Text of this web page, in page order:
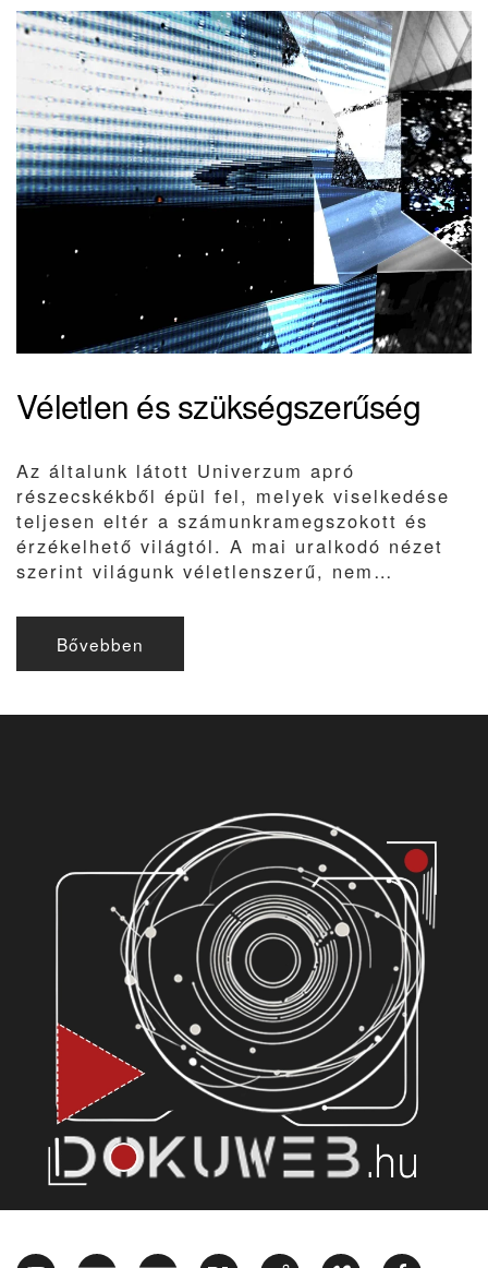
Véletlen és szükségszerűség
Az általunk látott Univerzum apró
részecskékből épül fel, melyek viselkedése
teljesen eltér a számunkramegszokott és
érzékelhető világtól. A mai uralkodó nézet
szerint világunk véletlenszerű, nem…
Bővebben